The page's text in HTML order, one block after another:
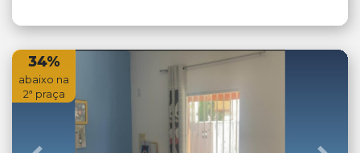
34%
abaixo na
2ª praça